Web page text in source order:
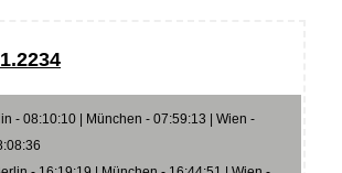
- 08:10:10 | München - 07:59:13 | Wien -